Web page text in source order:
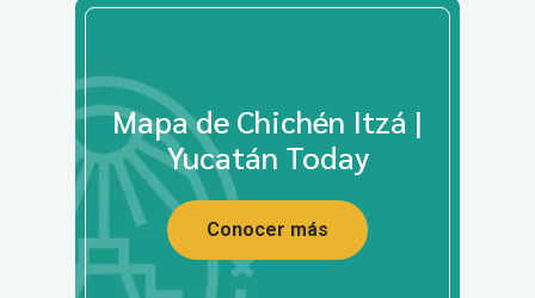
Mapa de Chichén Itzá |
Yucatán Today
Conocer más